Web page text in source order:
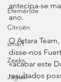
Efeméride
Citroën
smart
Zeekr
Jaguar
antecipa-se
ano.
O Astara
disse-nos
«acabar este
resultados